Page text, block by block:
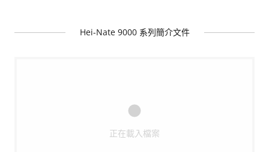
Hei-Nate 9000 系列簡介文件
正在載入檔案